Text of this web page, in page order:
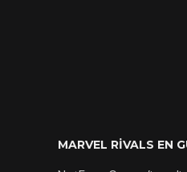
MARVEL RIVALS EN